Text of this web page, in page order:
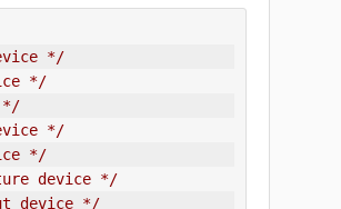
*/
*/
*/
*/
*/
device */
device */